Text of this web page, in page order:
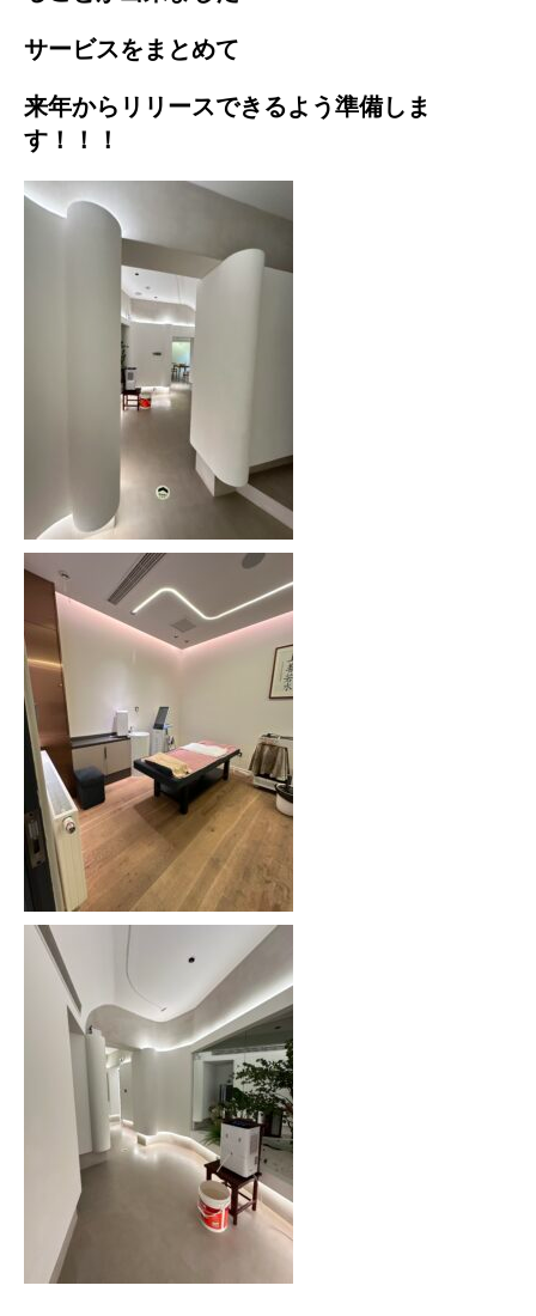
サービスをまとめて
来年からリリースできるよう準備しま
す！！！